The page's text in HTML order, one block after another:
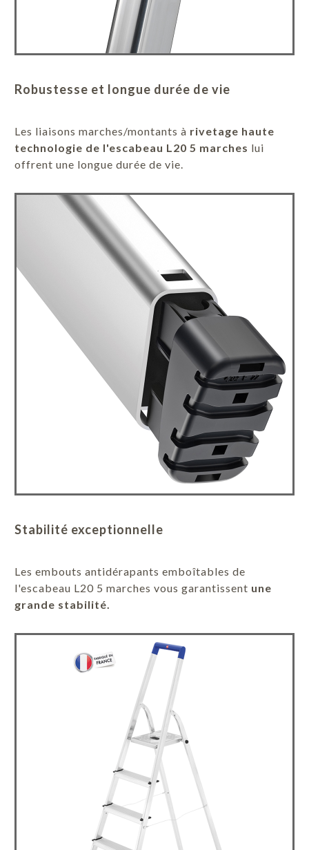
Robustesse et longue durée de vie
Les liaisons marches/montants à rivetage haute
technologie de l'escabeau L20 5 marches lui
offrent une longue durée de vie.
Stabilité exceptionnelle
Les embouts antidérapants emboîtables de
l'escabeau L20 5 marches vous garantissent une
grande stabilité.